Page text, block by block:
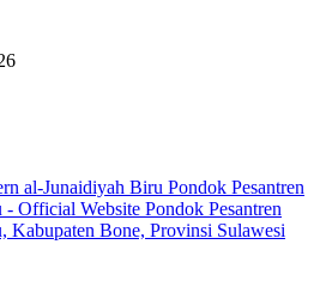
Pondok Pesantren
Official Website Pondok Pesantren
Kabupaten Bone, Provinsi Sulawesi